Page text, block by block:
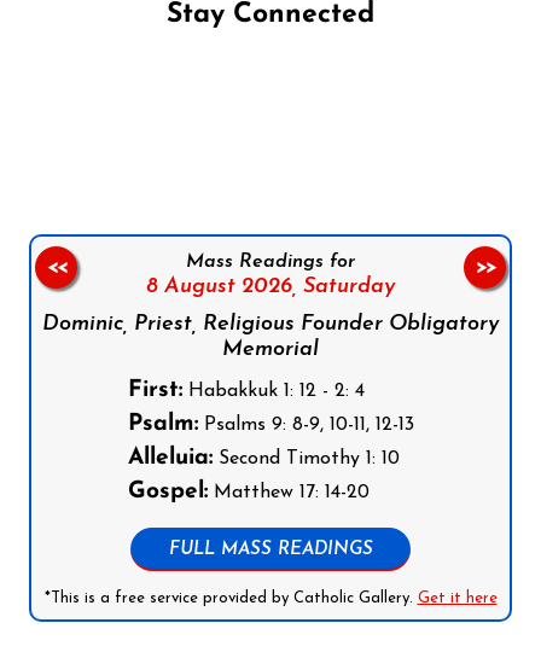
Stay Connected
Mass Readings for
8 August 2026, Saturday
Dominic, Priest, Religious Founder Obligatory
Memorial
First:Habakkuk 1: 12 - 2: 4
Psalm:Psalms 9: 8-9, 10-11, 12-13
Alleluia:Second Timothy 1: 10
Gospel:Matthew 17: 14-20
FULL MASS READINGS
*This is a free service provided by Catholic Gallery. Get it here
<< >>